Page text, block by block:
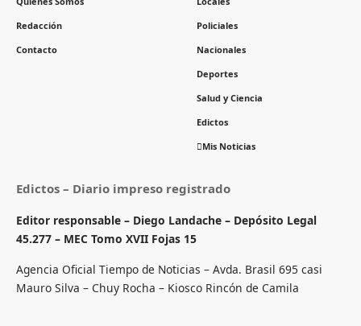
Redacción
Contacto
Policiales
Nacionales
Deportes
Salud y Ciencia
Edictos
Mis Noticias
Edictos – Diario impreso registrado
Editor responsable – Diego Landache – Depósito Legal
45.277 – MEC Tomo XVII Fojas 15
Agencia Oficial Tiempo de Noticias – Avda. Brasil 695 casi
Mauro Silva – Chuy Rocha – Kiosco Rincón de Camila